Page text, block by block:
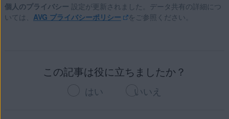
個人のプライバシー 設定が更新されました。データ共有の詳細につ
いては、 AVG プライバシーポリシー をご参照ください。
この記事は役に立ちましたか？
はい いいえ